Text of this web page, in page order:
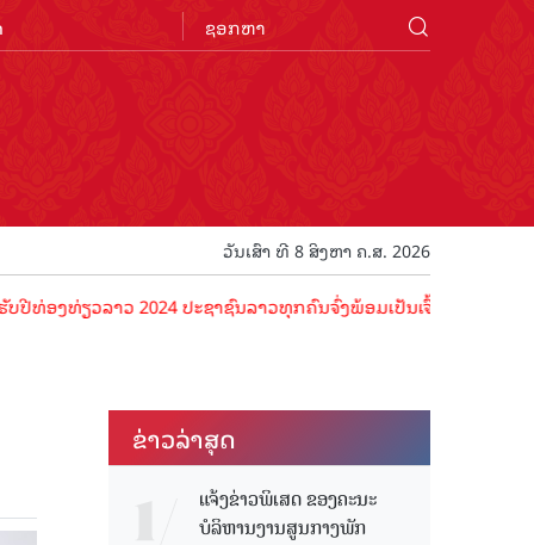
ວັນເສົາ ທີ 8 ສິງຫາ ຄ.ສ. 2026
ທ່ຽວລາວ 2024 ປະຊາຊົນລາວທຸກຄົນຈົ່ງພ້ອມເປັນເຈົ້າພາບທີ່ດີ ຕ້ອນຮັ
ຂ່າວ​ລ່າ​ສຸດ
ແຈ້ງຂ່າວພິເສດ ຂອງຄະນະ
ບໍລິຫານງານສູນກາງພັກ